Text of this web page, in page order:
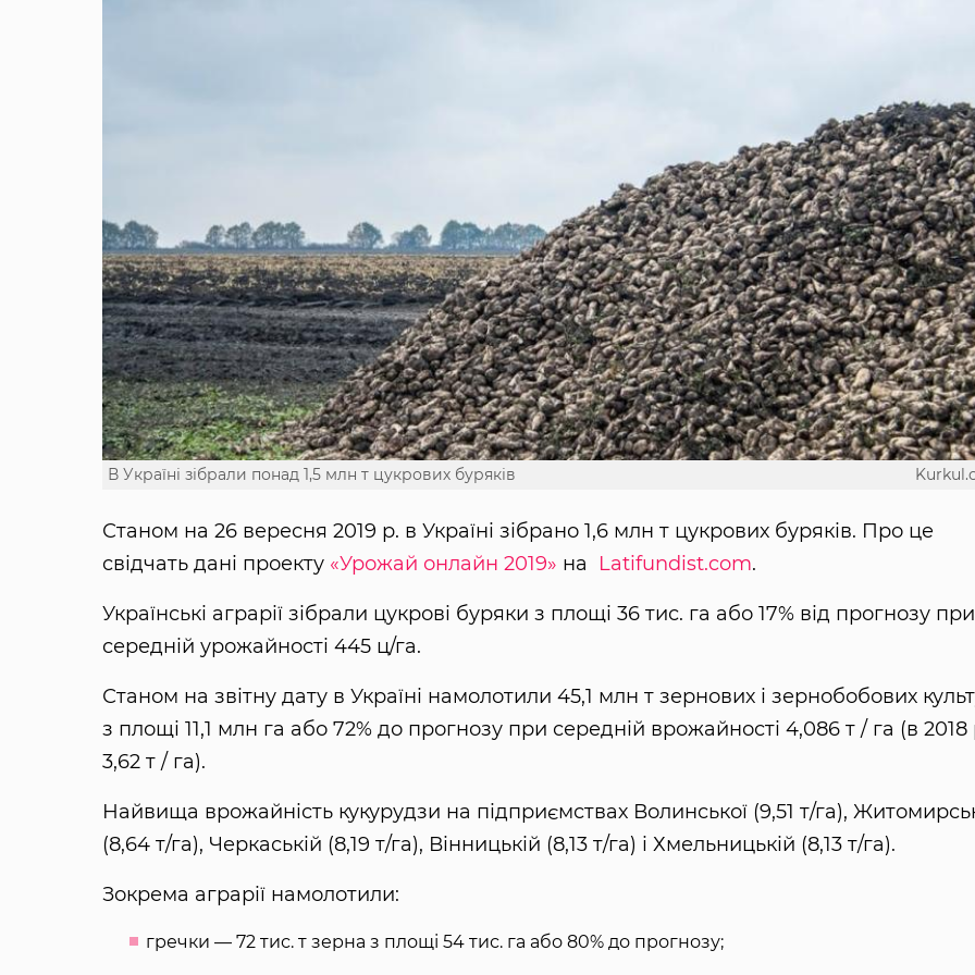
В Україні зібрали понад 1,5 млн т цукрових буряків
Станом на 26 вересня 2019 р. в Україні зібрано 1,6 млн т цукрових буряків. Про це
свідчать дані проекту «Урожай онлайн 2019» на Latifundist.com.
Українські аграрії зібрали цукрові буряки з площі 36 тис. га або 17% від прогнозу при
середній урожайності 445 ц/га.
Станом на звітну дату в Україні намолотили 45,1 млн т зернових і зернобобових
з площі 11,1 млн га або 72% до прогнозу при середній врожайності 4,086 т / га (в 2018
3,62 т / га).
Найвища врожайність кукурудзи на підприємствах Волинської (9,51 т/га),
(8,64 т/га), Черкаській (8,19 т/га), Вінницькій (8,13 т/га) і Хмельницькій (8,13 т/га).
Зокрема аграрії намолотили:
гречки — 72 тис. т зерна з площі 54 тис. га або 80% до прогнозу;